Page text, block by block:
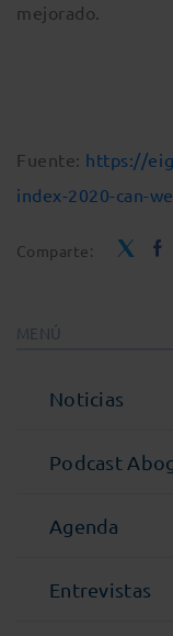
mejorado.
Fuente: https://
index-2020-can-
Comparte:
MENÚ
Noticias
Podcast
Agenda
Entrevistas